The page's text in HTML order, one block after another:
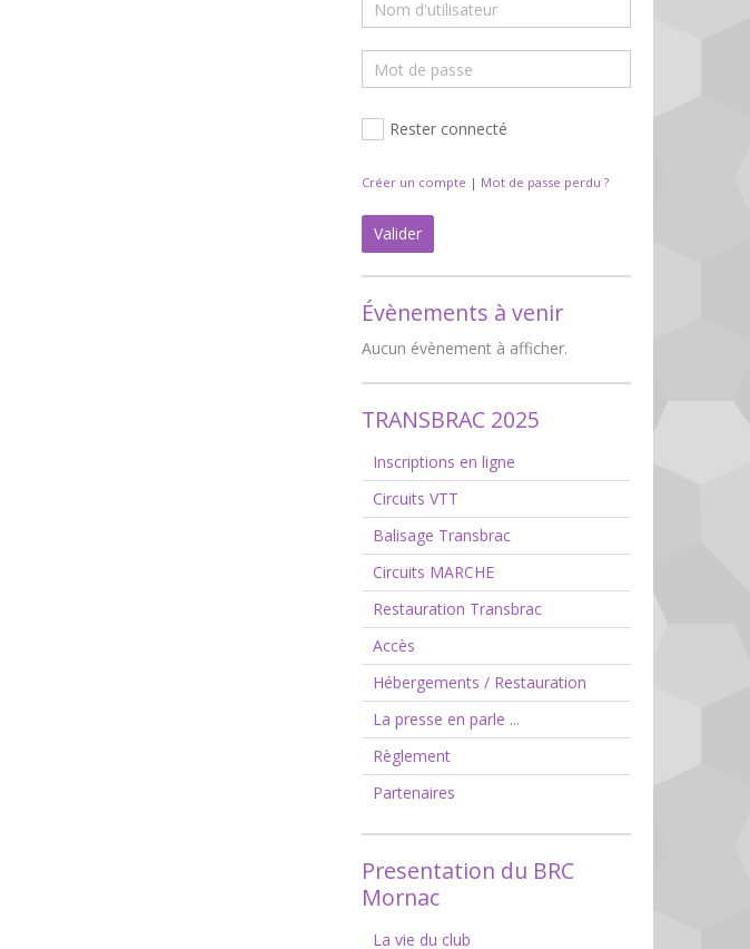
Rester connecté
Créer un compte | Mot de passe perdu ?
Valider
Évènements à venir
Aucun évènement à afficher.
TRANSBRAC 2025
Inscriptions en ligne
Circuits VTT
Balisage Transbrac
Circuits MARCHE
Restauration Transbrac
Accès
Hébergements / Restauration
La presse en parle ...
Règlement
Partenaires
Presentation du BRC
Mornac
La vie du club